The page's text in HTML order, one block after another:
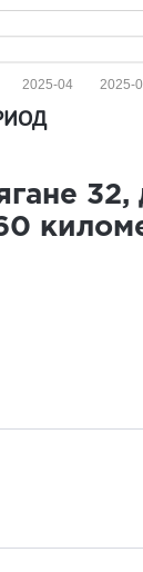
2025-
2025-04
32,